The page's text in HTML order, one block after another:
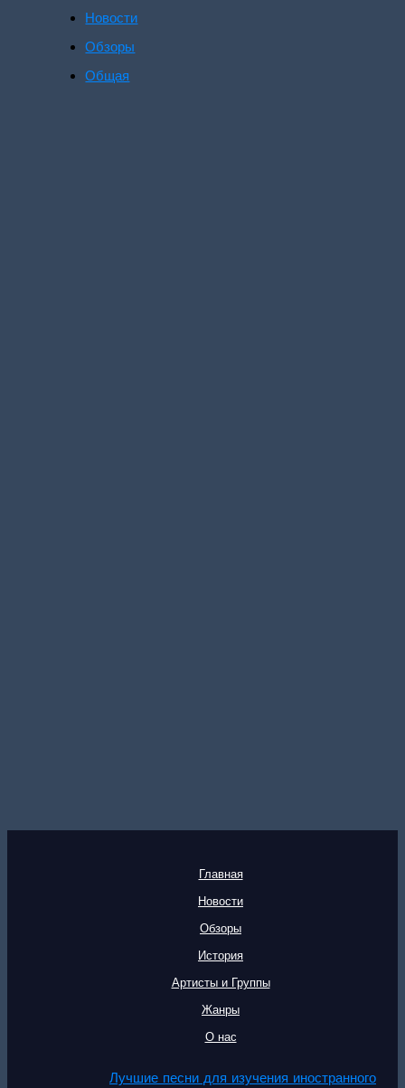
Новости
Обзоры
Общая
Главная
Новости
Обзоры
История
Артисты и Группы
Жанры
О нас
Лучшие песни для изучения иностранного